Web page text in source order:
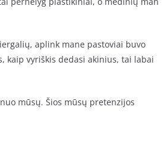
aplink mane pastoviai buvo
kaip vyriškis dedasi akinius, tai labai
mūsų. Šios mūsų pretenzijos